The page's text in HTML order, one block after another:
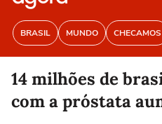
BRASIL MUNDO CHECAMOS
14 milhões de
com a próstata